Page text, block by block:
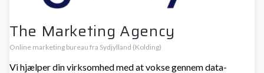
The Marketing Agency
Online marketing bureau fra Sydjylland (Kolding)
Vi hjælper din virksomhed med at vokse gennem data-